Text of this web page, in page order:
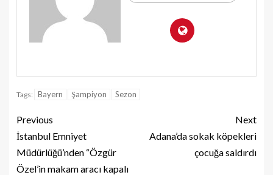
Tags: Bayern Şampiyon Sezon
Previous
İstanbul Emniyet
Müdürlüğü’nden “Özgür
Özel’in makam aracı kapalı
Next
Adana’da sokak köpekleri
çocuğa saldırdı